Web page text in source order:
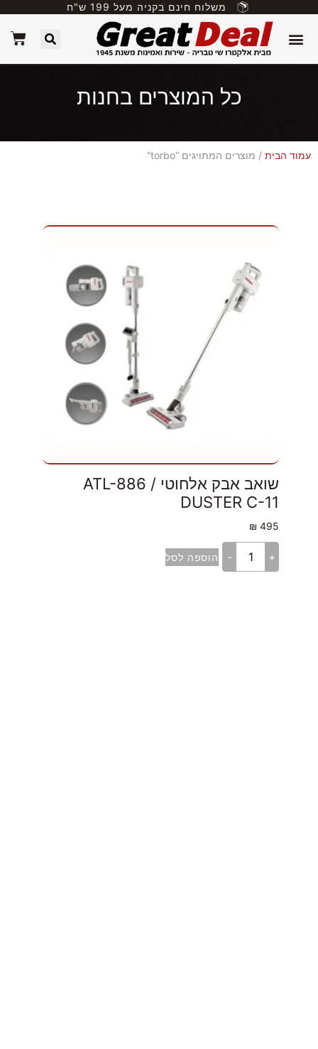
משלוח חינם בקניה מעל 199 ש"ח
כל המוצרים בחנות
עמוד הבית / מוצרים המתויגים “torbo”
שואב אבק אלחוטי ATL-886 /
DUSTER C-11
495
₪
+
- הוספה לסל